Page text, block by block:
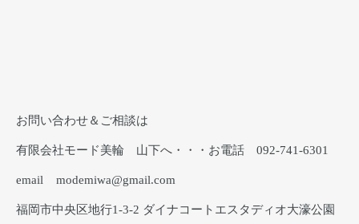
お問い合わせ＆ご相談は
有限会社モード美輪 山下へ・・・お電話 092-741-6301
email modemiwa@gmail.com
福岡市中央区地行1-3-2 ダイナコートエスタディオ大濠公園